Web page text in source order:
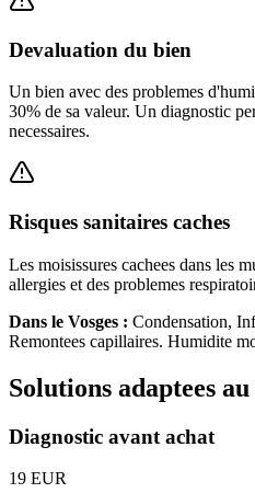
Devaluation du bien
Un bien avec des problemes
30% de sa valeur. Un diagnostic
necessaires.
Risques sanitaires caches
Les moisissures cachees dans les
allergies et des problemes
Dans le Vosges : Condensation,
Remontees capillaires. Humidite
Solutions adaptees au
Diagnostic avant achat
19 EUR